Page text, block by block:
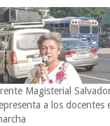
Magisterial
a los docentes